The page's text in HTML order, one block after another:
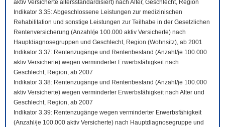
aktiv Versicherte altersstandardisiert) nach Alter, Geschlecht, Region
Indikator 3.35: Abgeschlossene Leistungen zur medizinischen
Rehabilitation und sonstige Leistungen zur Teilhabe in der Gesetzlichen
Rentenversicherung (Anzahl/je 100.000 aktiv Versicherte) nach
Hauptdiagnosegruppen und Geschlecht, Region (Wohnsitz), ab 2001
Indikator 3.37: Rentenzugänge und Rentenbestand (Anzahl/je 100.000
aktiv Versicherte) wegen verminderter Erwerbsfähigkeit nach
Geschlecht, Region, ab 2007
Indikator 3.38: Rentenzugänge und Rentenbestand (Anzahl/je 100.000
aktiv Versicherte) wegen verminderter Erwerbsfähigkeit nach Alter und
Geschlecht, Region, ab 2007
Indikator 3.39: Rentenzugänge wegen verminderter Erwerbsfähigkeit
(Anzahl/je 100.000 aktiv Versicherte) nach Hauptdiagnosegruppe und